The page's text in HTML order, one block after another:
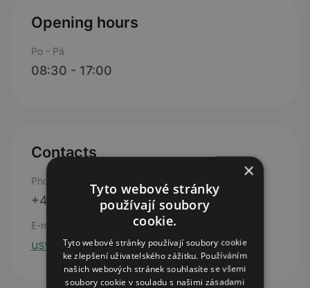
Opening hours
Po - Pá
08:30 - 17:00
Contacts
Phone
+420 241 405 689
E-mail
usv.pankrace@centrum.cz
×
Tyto webové stránky
používají soubory
cookie.
Tyto webové stránky používají soubory cookie
ke zlepšení uživatelského zážitku. Používáním
našich webových stránek souhlasíte se všemi
soubory cookie v souladu s našimi zásadami